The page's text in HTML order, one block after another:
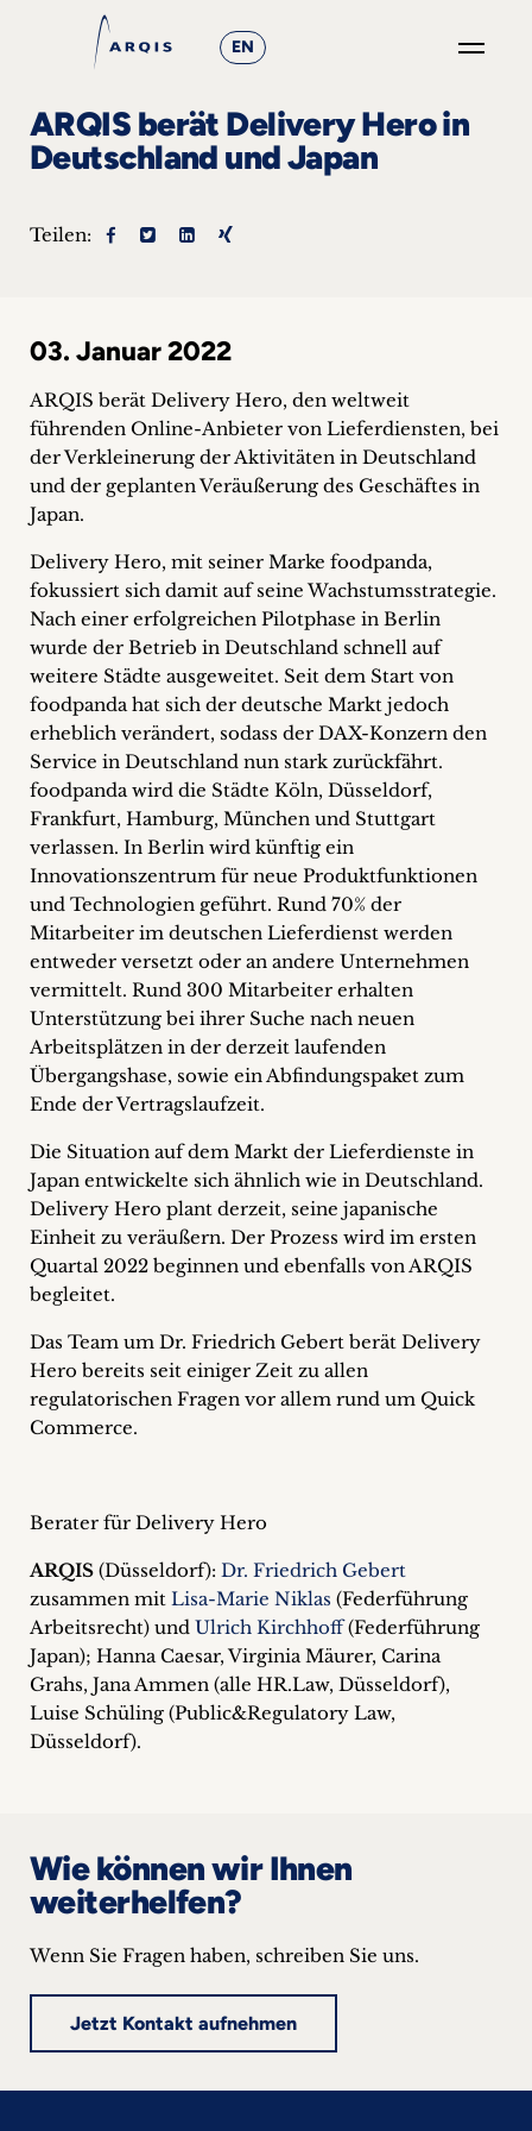
EN
+
&
Events
+
Karriere
+
Blog
&
Podcasts
+
Team
Philosophie
Presseanfragen
Kontakt
ARQIS berät Delivery Hero in
Deutschland und Japan
Teilen:
03. Januar 2022
ARQIS berät Delivery Hero, den weltweit
führenden Online-Anbieter von Lieferdiensten, bei
der Verkleinerung der Aktivitäten in Deutschland
und der geplanten Veräußerung des Geschäftes in
Japan.
Delivery Hero, mit seiner Marke foodpanda,
fokussiert sich damit auf seine Wachstumsstrategie.
Nach einer erfolgreichen Pilotphase in Berlin
wurde der Betrieb in Deutschland schnell auf
weitere Städte ausgeweitet. Seit dem Start von
foodpanda hat sich der deutsche Markt jedoch
erheblich verändert, sodass der DAX-Konzern den
Service in Deutschland nun stark zurückfährt.
foodpanda wird die Städte Köln, Düsseldorf,
Frankfurt, Hamburg, München und Stuttgart
verlassen. In Berlin wird künftig ein
Innovationszentrum für neue Produktfunktionen
und Technologien geführt. Rund 70% der
Mitarbeiter im deutschen Lieferdienst werden
entweder versetzt oder an andere Unternehmen
vermittelt. Rund 300 Mitarbeiter erhalten
Unterstützung bei ihrer Suche nach neuen
Arbeitsplätzen in der derzeit laufenden
Übergangshase, sowie ein Abfindungspaket zum
Ende der Vertragslaufzeit.
Die Situation auf dem Markt der Lieferdienste in
Japan entwickelte sich ähnlich wie in Deutschland.
Delivery Hero plant derzeit, seine japanische
Einheit zu veräußern. Der Prozess wird im ersten
Quartal 2022 beginnen und ebenfalls von ARQIS
begleitet.
Das Team um Dr. Friedrich Gebert berät Delivery
Hero bereits seit einiger Zeit zu allen
regulatorischen Fragen vor allem rund um Quick
Commerce.
Berater für Delivery Hero
ARQIS (Düsseldorf): Dr. Friedrich Gebert
zusammen mit Lisa-Marie Niklas (Federführung
Arbeitsrecht) und Ulrich Kirchhoff(Federführung
Japan); Hanna Caesar, Virginia Mäurer, Carina
Grahs, Jana Ammen (alle HR.Law, Düsseldorf),
Luise Schüling (Public&Regulatory Law,
Düsseldorf).
Wie können wir Ihnen
weiterhelfen?
Wenn Sie Fragen haben, schreiben Sie uns.
Jetzt Kontakt aufnehmen